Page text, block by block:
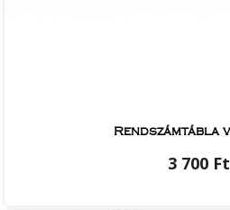
Rendszámtábla
3 700 Ft